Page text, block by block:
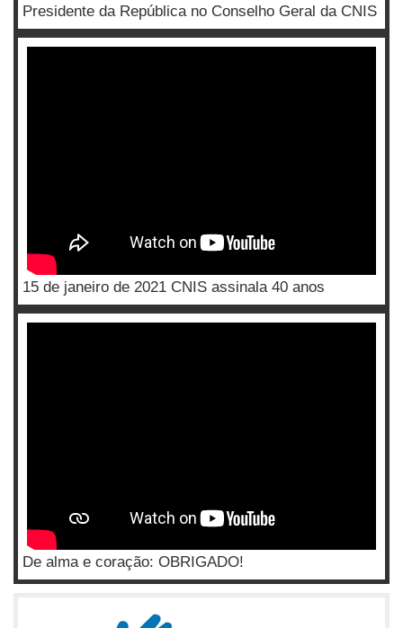
Presidente da República no Conselho Geral da CNIS
15 de janeiro de 2021 CNIS assinala 40 anos
De alma e coração: OBRIGADO!